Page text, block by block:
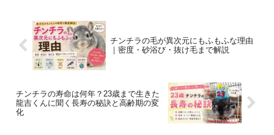
チンチラの毛が異次元にもふもふな理由
｜密度・砂浴び・抜け毛まで解説
チンチラの寿命は何年？23歳まで生きた
龍吉くんに聞く長寿の秘訣と高齢期の変
化